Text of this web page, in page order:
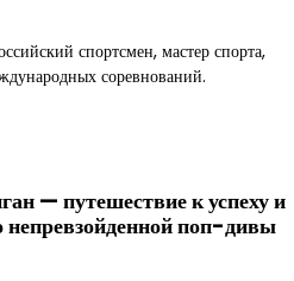
спортсмен, мастер спорта,
соревнований.
— путешествие к успеху и
непревзойденной поп-дивы